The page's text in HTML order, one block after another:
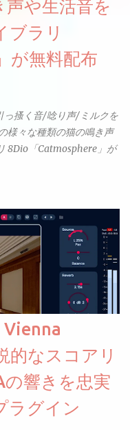
や生活音を
ブラリ
が無料配布
っ搔く音/唸り声/ミルクを
様々な種類の猫の鳴き声
8Dio「Catmosphere」が
Vienna
的なスコアリ
響きを忠実
ラグイン